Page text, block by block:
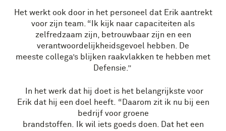
Het werkt ook door in het personeel dat Erik aantrekt
voor zijn team. “Ik kijk naar capaciteiten als
zelfredzaam zijn, betrouwbaar zijn en een
verantwoordelijkheidsgevoel hebben. De
meeste collega’s blijken raakvlakken te hebben met
Defensie.”
In het werk dat hij doet is het belangrijkste voor
Erik dat hij een doel heeft. “Daarom zit ik nu bij een
bedrijf voor groene
brandstoffen. Ik wil iets goeds doen. Dat het een